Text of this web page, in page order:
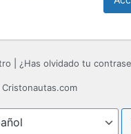
¿Has olvidado tu